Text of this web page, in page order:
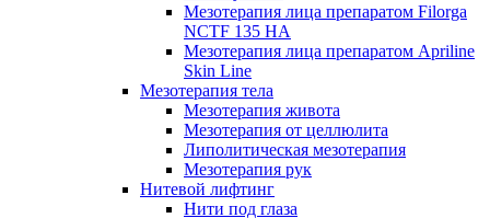
Мезотерапия лица препаратом Filorga
NCTF 135 HA
Мезотерапия лица препаратом Apriline
Skin Line
Мезотерапия тела
Мезотерапия живота
Мезотерапия от целлюлита
Липолитическая мезотерапия
Мезотерапия рук
Нитевой лифтинг
Нити под глаза